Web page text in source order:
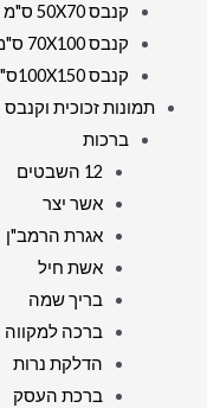
קנבס 50X70 ס"מ
קנבס 70X100 ס"מ
קנבס 100X150ס"מ
תמונות זכוכית וקנבס
ברכות
12 השבטים
אשר יצר
אגרת הרמב"ן
אשת חיל
בריך שמה
ברכה למקווה
הדלקת נרות
ברכת העסק